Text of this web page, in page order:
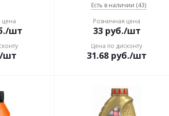
цена
/шт
/шт
Есть в наличии (43)
Розничная цена
33руб./шт
Цена по дисконту
31.68 руб./шт